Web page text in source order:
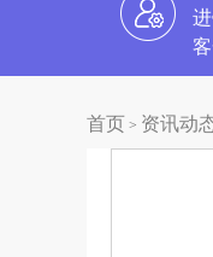
首页 > 资讯动